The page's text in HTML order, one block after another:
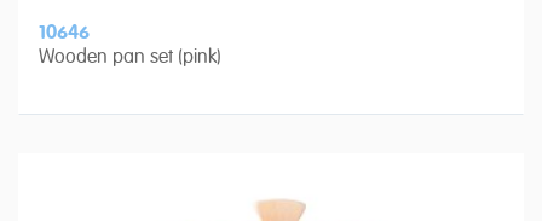
10646
Wooden pan set (pink)